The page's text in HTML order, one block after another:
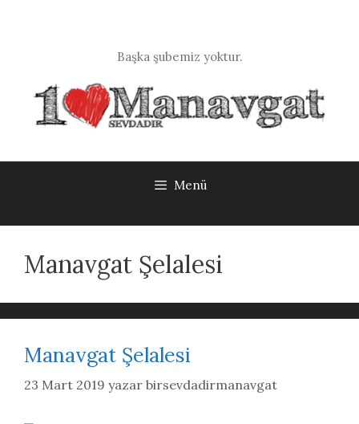
Başka şubemiz yoktur.
Menü
Manavgat Şelalesi
Manavgat Şelalesi
23 Mart 2019 yazar birsevdadirmanavgat